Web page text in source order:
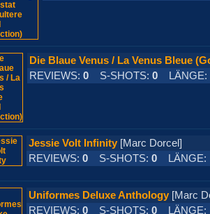
Die Blaue Venus / La Venus Bleue
REVIEWS: 0 S-SHOTS: 0 LÄNGE:
Jessie Volt Infinity [Marc Dorcel]
REVIEWS: 0 S-SHOTS: 0 LÄNGE:
Uniformes Deluxe Anthology [Marc
REVIEWS: 0 S-SHOTS: 0 LÄNGE: